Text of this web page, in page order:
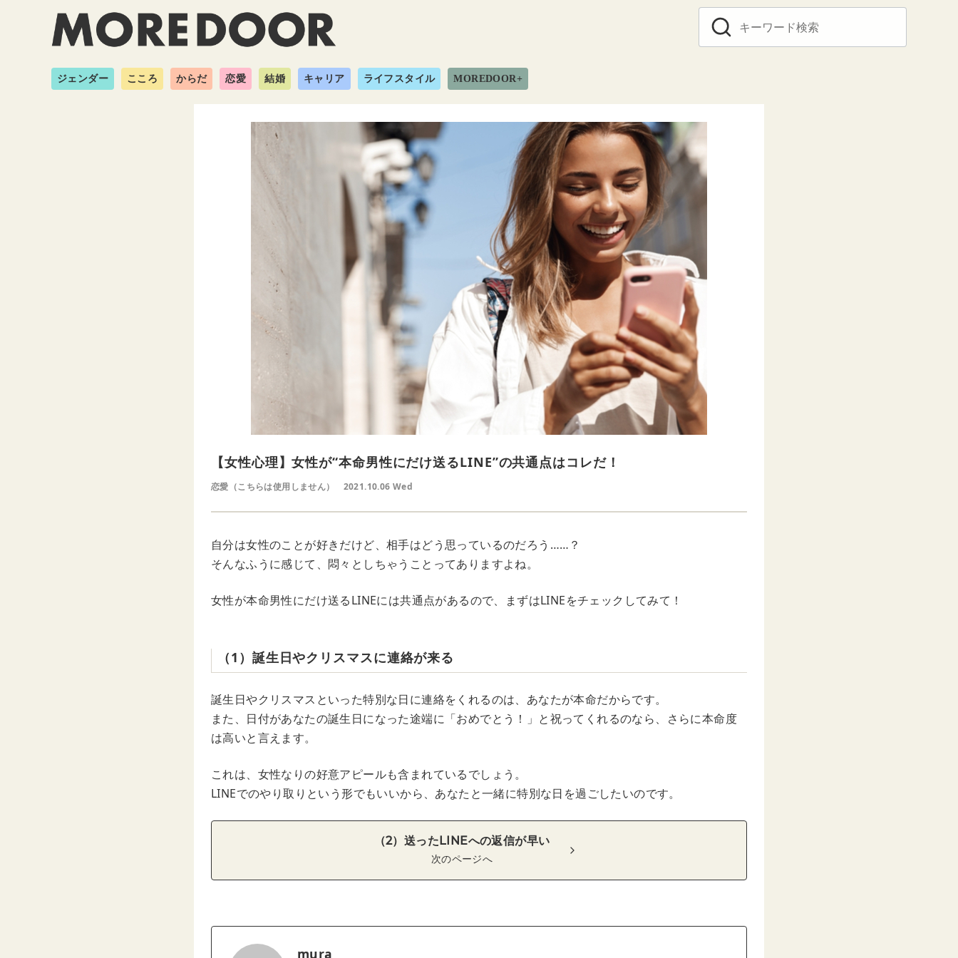
ジェンダー こころ からだ 恋愛 結婚 キャリア ライフスタイル MOREDOOR+
【女性心理】女性が“本命男性にだけ送るLINE”の共通点はコレだ！
恋愛（こちらは使用しません） 2021.10.06 Wed
自分は女性のことが好きだけど、相手はどう思っているのだろう……？
そんなふうに感じて、悶々としちゃうことってありますよね。
女性が本命男性にだけ送るLINEには共通点があるので、まずはLINEをチェックしてみて！
（1）誕生日やクリスマスに連絡が来る
誕生日やクリスマスといった特別な日に連絡をくれるのは、あなたが本命だからです。
また、日付があなたの誕生日になった途端に「おめでとう！」と祝ってくれるのなら、さらに本命度
は高いと言えます。
これは、女性なりの好意アピールも含まれているでしょう。
LINEでのやり取りという形でもいいから、あなたと一緒に特別な日を過ごしたいのです。
（2）送ったLINEへの返信が早い
次のページへ
mura